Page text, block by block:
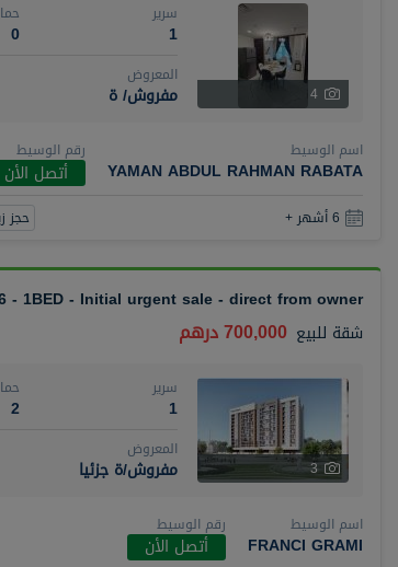
4
سرير
1
0
المعروض
مفروش/ ة
اسم الوسيط
YAMAN ABDUL RAHMAN RABATA
رقم الوسيط
أتصل الأن
6 أشهر + حجز
- 1BED - Initial urgent sale - direct from owner
شقة للبيع 700,000 درهم
3
سرير
1
2
المعروض
مفروش/ة جزئيا
اسم الوسيط
FRANCI GRAMI
رقم الوسيط
أتصل الأن